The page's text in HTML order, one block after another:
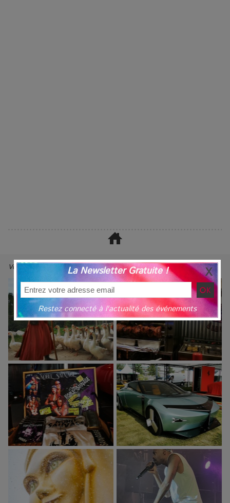
Voir nos Reportages Photos ⇢La Newsletter Gratuite !
Restez connecté à l'actualité des événements